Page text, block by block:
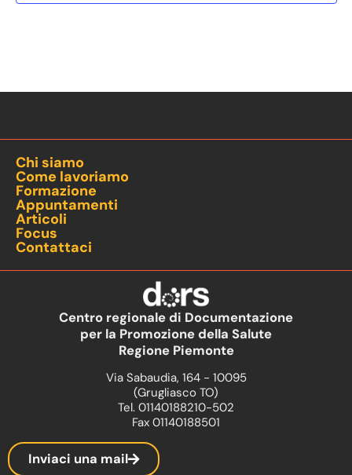
Chi siamo
Come lavoriamo
Formazione
Appuntamenti
Articoli
Focus
Contattaci
Centro regionale di Documentazione
per la Promozione della Salute
Regione Piemonte
Via Sabaudia, 164 - 10095
(Grugliasco TO)
Tel. 01140188210-502
Fax 01140188501
Inviaci una mail